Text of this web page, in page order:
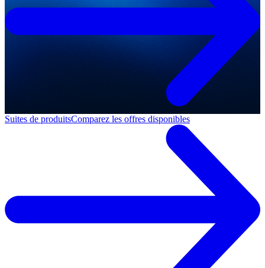
Suites de produitsComparez les offres disponibles